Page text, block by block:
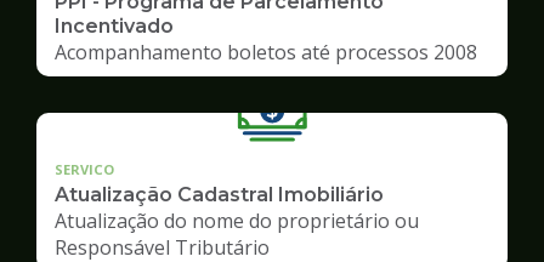
Incentivado
Acompanhamento boletos até processos 2008
SERVICO
Atualização Cadastral Imobiliário
Atualização do nome do proprietário ou
Responsável Tributário